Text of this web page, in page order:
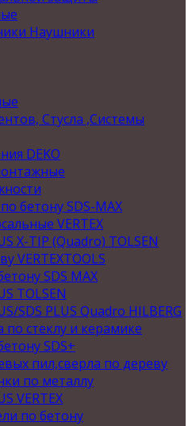
Наушники
Стусла ,Системы
DEKO
бетону SDS-MAX
VERTEX
X-TIP (Quadro) TOLSEN
VERTEXTOOLS
SDS MAX
TOLSEN
SDS PLUS Quadro HILBERG
стеклу и керамике
SDS+
пил,сверла по дереву
по металлу
VERTEX
по бетону